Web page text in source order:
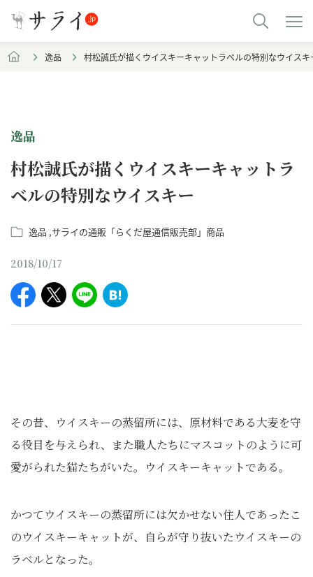
逸品 村松誠氏が描くウイスキーキャットラベルの特別なウイスキ
逸品
村松誠氏が描くウイスキーキャットラ
ベルの特別なウイスキー
逸品 サライの通販「らくだ屋通信販売部」商品
2018/10/17
その昔、ウイスキーの蒸留所には、原材料である大麦を守
る役目を与えられ、また職人たちにマスコットのように可
愛がられた猫たちがいた。ウイスキーキャットである。
かつてウイスキーの蒸留所には欠かせない住人であったこ
のウイスキーキャットが、自らが守り抜いたウイスキーの
ラベルとなった。